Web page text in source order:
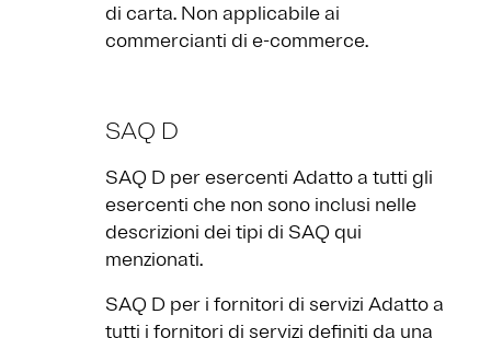
di carta. Non applicabile ai
commercianti di e-commerce.
SAQ D
SAQ D per esercenti Adatto a tutti gli
esercenti che non sono inclusi nelle
descrizioni dei tipi di SAQ qui
menzionati.
SAQ D per i fornitori di servizi Adatto a
tutti i fornitori di servizi definiti da una